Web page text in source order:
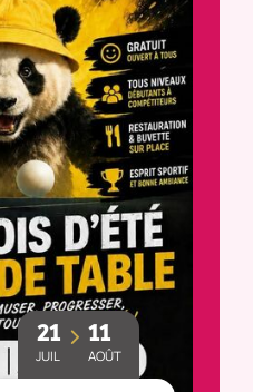
21
JUIL
11
AOÛT